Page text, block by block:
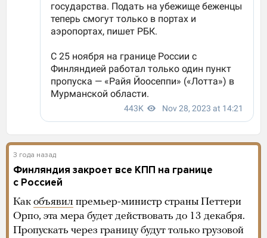
3 года назад
Финляндия закроет все КПП на границе
с Россией
Как объявил премьер-министр страны Петтери
Орпо, эта мера будет действовать до 13 декабря.
Пропускать через границу будут только грузовой